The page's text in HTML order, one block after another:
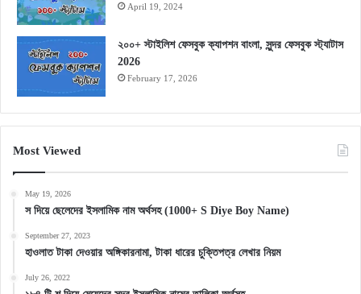
April 19, 2024
২০০+ স্টাইলিশ ফেসবুক ক্যাপশন বাংলা, সুন্দর ফেসবুক স্ট্যাটাস
2026
February 17, 2026
Most Viewed
May 19, 2026
স দিয়ে ছেলেদের ইসলামিক নাম অর্থসহ (1000+ S Diye Boy Name)
September 27, 2023
হাওলাত টাকা দেওয়ার অঙ্গিকারনামা, টাকা ধারের চুক্তিপত্র লেখার নিয়ম
July 26, 2022